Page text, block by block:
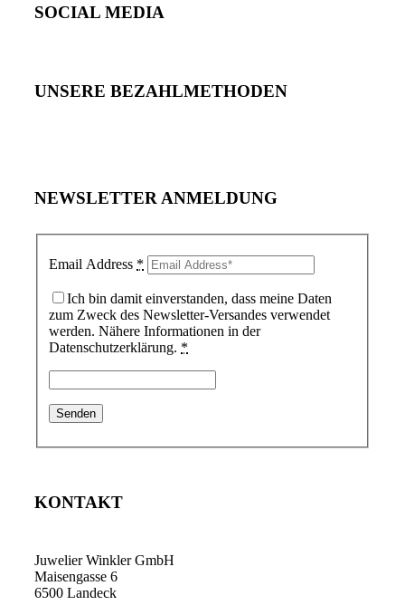
SOCIAL MEDIA
UNSERE BEZAHLMETHODEN
NEWSLETTER ANMELDUNG
Email Address *
Ich bin damit einverstanden, dass meine Daten
zum Zweck des Newsletter-Versandes verwendet
werden. Nähere Informationen in der
Datenschutzerklärung. *
KONTAKT
Juwelier Winkler GmbH
Maisengasse 6
6500 Landeck